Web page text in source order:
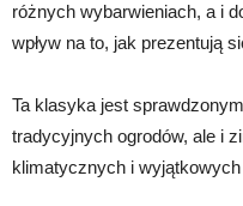
różnych wybarwieniach, a i
wpływ na to, jak prezentują
Ta klasyka jest
tradycyjnych ogrodów, ale i
klimatycznych i